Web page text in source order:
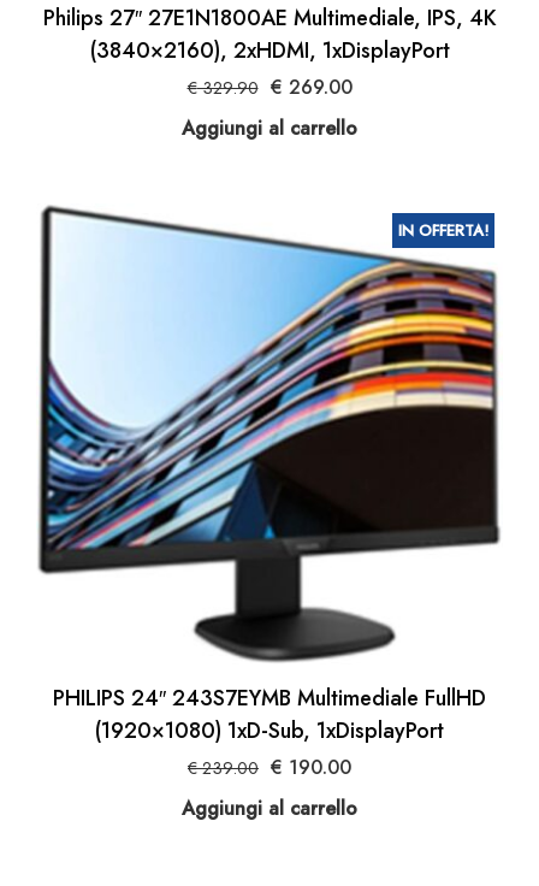
Philips 27″ 27E1N1800AE Multimediale, IPS, 4K
(3840×2160), 2xHDMI, 1xDisplayPort
€329.90 Il
prezzo
originale
€ 269.00Il
attuale
Aggiungi al carrello
IN OFFERTA!
PHILIPS 24″ 243S7EYMB Multimediale FullHD
(1920×1080) 1xD-Sub, 1xDisplayPort
€239.00 Il
prezzo
originale
€ 190.00Il
attuale
Aggiungi al carrello